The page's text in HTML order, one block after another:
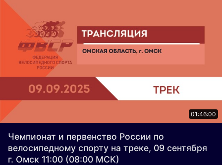
01:46:00
Чемпионат и первенство России по
велосипедному спорту на треке, 09 сентября
г. Омск 11:00 (08:00 МСК)